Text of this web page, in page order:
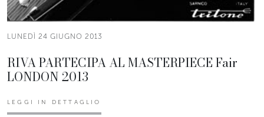
LUNEDÌ 24 GIUGNO 2013
RIVA PARTECIPA AL MASTERPIECE Fair
LONDON 2013
LEGGI IN DETTAGLIO